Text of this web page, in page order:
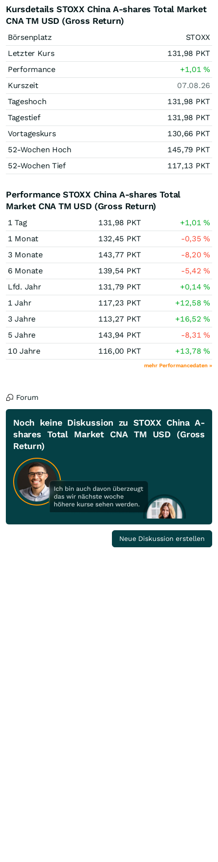
Kursdetails STOXX China A-shares Total Market
CNA TM USD (Gross Return)
Börsenplatz
STOXX
Letzter Kurs
131,98 PKT
Performance
+1,01%
Kurszeit
07.08.26
Tageshoch
131,98 PKT
Tagestief
131,98 PKT
Vortageskurs
130,66 PKT
52-Wochen Hoch
145,79 PKT
52-Wochen Tief
117,13 PKT
Performance STOXX China A-shares Total
Market CNA TM USD (Gross Return)
1 Tag 131,98 PKT +1,01%
1 Monat
132,45 PKT -0,35%
3 Monate
143,77 PKT -8,20%
6 Monate
139,54 PKT -5,42%
Lfd. Jahr
131,79 PKT +0,14%
1 Jahr
117,23 PKT +12,58%
3 Jahre
113,27 PKT +16,52%
5 Jahre
143,94 PKT -8,31%
10 Jahre
116,00 PKT +13,78%
mehr Performancedaten »
Forum
Noch keine Diskussion zu STOXX China A-
shares Total Market CNA TM USD (Gross
Return)
Neue Diskussion erstellen